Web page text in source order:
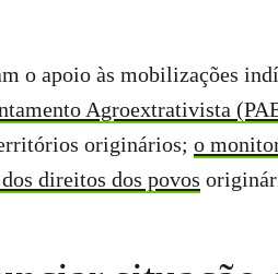
o apoio às mobilizações
Agroextrativista
originários; o
direitos dos povos